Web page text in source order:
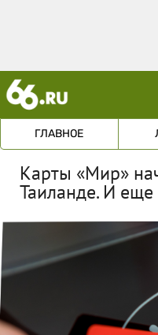
ГЛАВНОЕ
Карты «Мир»
Таиланде. И еще